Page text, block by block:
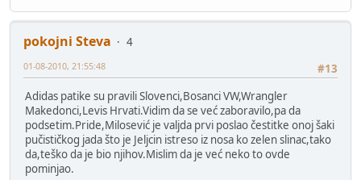
pokojni Steva
4
#13
01-08-2010, 21:55:48
Adidas patike su pravili Slovenci,Bosanci VW,Wrangler
Makedonci,Levis Hrvati.Vidim da se već zaboravilo,pa da
podsetim.Pride,Milosević je valjda prvi poslao čestitke onoj šaki
pučističkog jada što je Jeljcin istreso iz nosa ko zelen slinac,tako
da,teško da je bio njihov.Mislim da je već neko to ovde
pominjao.